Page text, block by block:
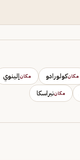
مكانكولورادو مكانإلينوي
مكاننبراسكا